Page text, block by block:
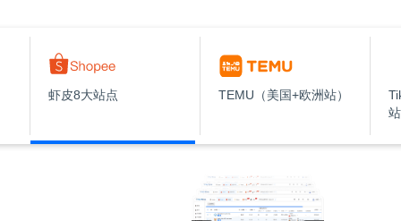
虾皮8大站点 TEMU（美国+欧洲站）